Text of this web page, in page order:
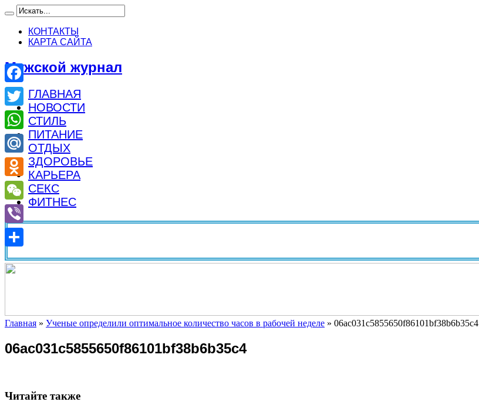
КОНТАКТЫ
КАРТА САЙТА
Мужской журнал
ГЛАВНАЯ
НОВОСТИ
СТИЛЬ
ПИТАНИЕ
ОТДЫХ
ЗДОРОВЬЕ
КАРЬЕРА
СЕКС
ФИТНЕС
Главная » Ученые определили оптимальное количество часов в рабочей неделе » 06ac031c5855650f86101bf38b6b35c4
06ac031c5855650f86101bf38b6b35c4
Читайте также
Facebook
Twitter
WhatsApp
Mail.Ru
Odnoklassniki
WeChat
Viber
Отправить